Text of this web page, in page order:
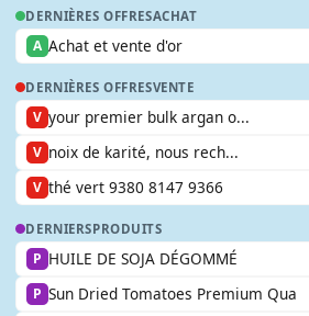
DERNIÈRES OFFRESACHAT
A Achat et vente d'or
DERNIÈRES OFFRESVENTE
V your premier bulk argan o...
V noix de karité, nous rech...
V thé vert 9380 8147 9366
DERNIERSPRODUITS
P HUILE DE SOJA DÉGOMMÉ
P Sun Dried Tomatoes Premium Qua